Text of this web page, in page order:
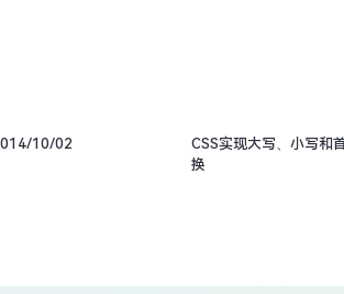
10/02
CSS实现大写、小写和
换